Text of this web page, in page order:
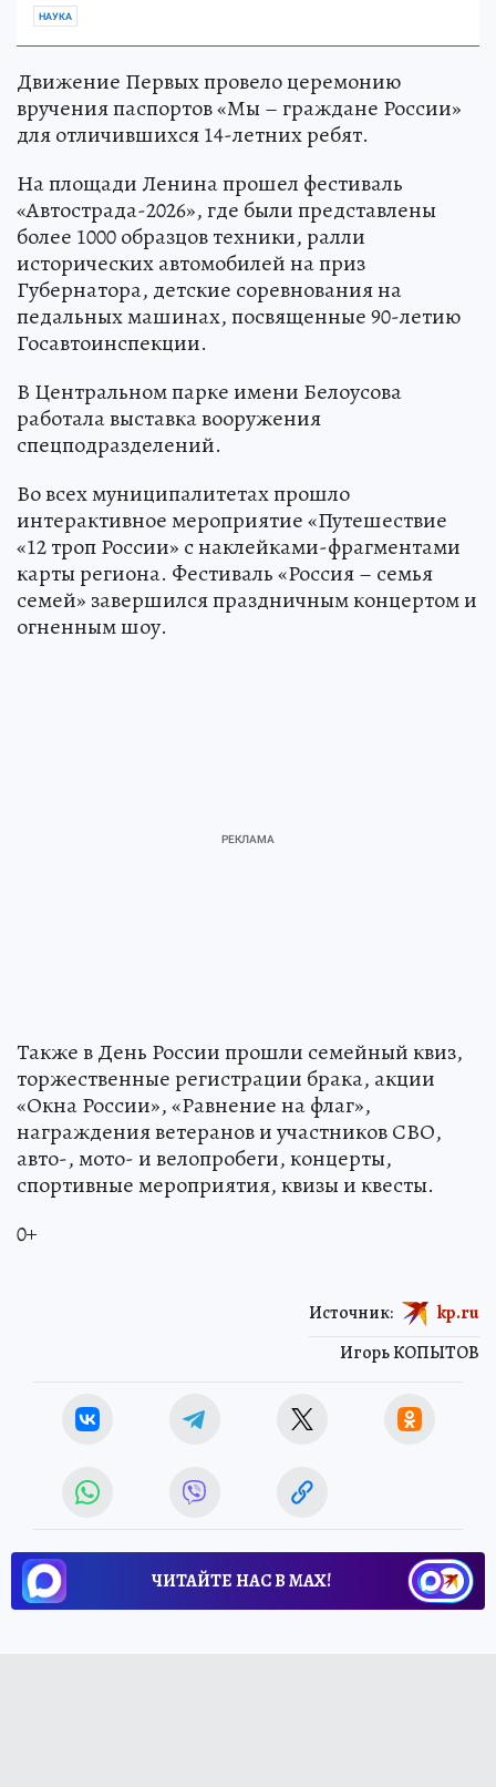
НАУКА
Движение Первых провело церемонию
вручения паспортов «Мы – граждане России»
для отличившихся 14-летних ребят.
На площади Ленина прошел фестиваль
«Автострада-2026», где были представлены
более 1000 образцов техники, ралли
исторических автомобилей на приз
Губернатора, детские соревнования на
педальных машинах, посвященные 90-летию
Госавтоинспекции.
В Центральном парке имени Белоусова
работала выставка вооружения
спецподразделений.
Во всех муниципалитетах прошло
интерактивное мероприятие «Путешествие
«12 троп России» с наклейками-фрагментами
карты региона. Фестиваль «Россия – семья
семей» завершился праздничным концертом и
огненным шоу.
Также в День России прошли семейный квиз,
торжественные регистрации брака, акции
«Окна России», «Равнение на флаг»,
награждения ветеранов и участников СВО,
авто-, мото- и велопробеги, концерты,
спортивные мероприятия, квизы и квесты.
0+
Игорь КОПЫТОВ
Источник: kp.ru
ЧИТАЙТЕ НАС В МАХ!